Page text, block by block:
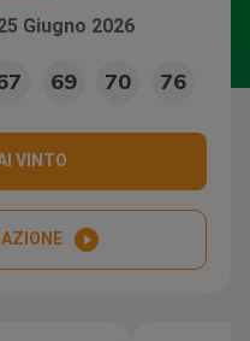
Giugno 2026
69 70 76
VINTO
play_circle_filled